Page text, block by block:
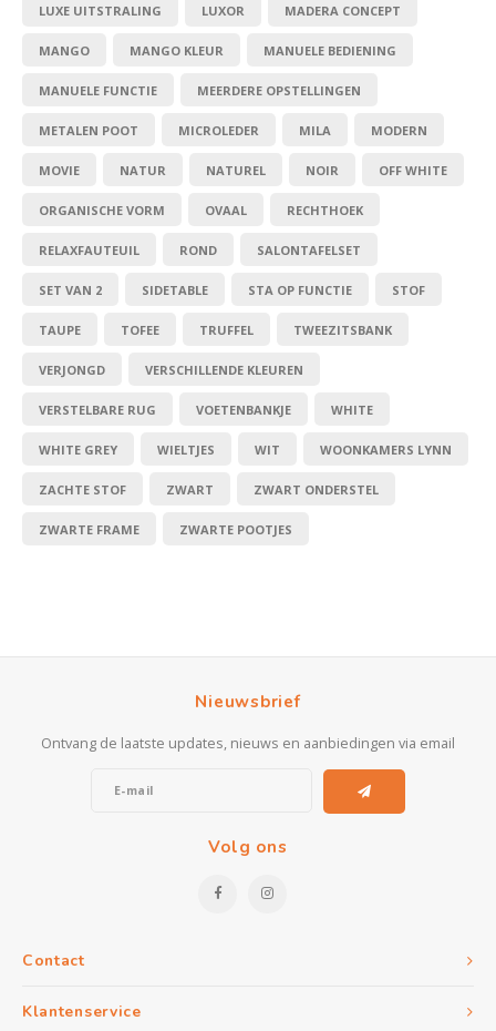
LUXE UITSTRALING LUXOR MADERA CONCEPT
MANGO MANGO KLEUR MANUELE BEDIENING
MANUELE FUNCTIE MEERDERE OPSTELLINGEN
METALEN POOT MICROLEDER MILA MODERN
MOVIE NATUR NATUREL NOIR OFF WHITE
ORGANISCHE VORM OVAAL RECHTHOEK
RELAXFAUTEUIL ROND SALONTAFELSET
SET VAN 2 SIDETABLE STA OP FUNCTIE STOF
TAUPE TOFEE TRUFFEL TWEEZITSBANK
VERJONGD VERSCHILLENDE KLEUREN
VERSTELBARE RUG VOETENBANKJE WHITE
WHITE GREY WIELTJES WIT WOONKAMERS LYNN
ZACHTE STOF ZWART ZWART ONDERSTEL
ZWARTE FRAME ZWARTE POOTJES
Contact
Nieuwsbrief
Ontvang de laatste updates, nieuws en aanbiedingen via email
Volg ons
Klantenservice